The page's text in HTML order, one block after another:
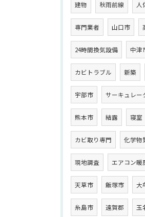
建物 秋雨前線 人
専門業者 山口市
24時間換気設備 中津
カビトラブル 新築
宇部市 サーキュレー
熊本市 結露 寝室
カビ取り専門 化学物
現地調査 エアコン暖
天草市 飯塚市 大
糸島市 遠賀郡 玉